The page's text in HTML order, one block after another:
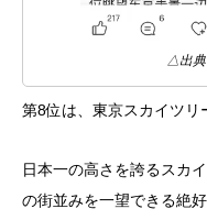
△出典
第8位は、東京スカイツリ
日本一の高さを誇るスカ
の街並みを一望できる絶